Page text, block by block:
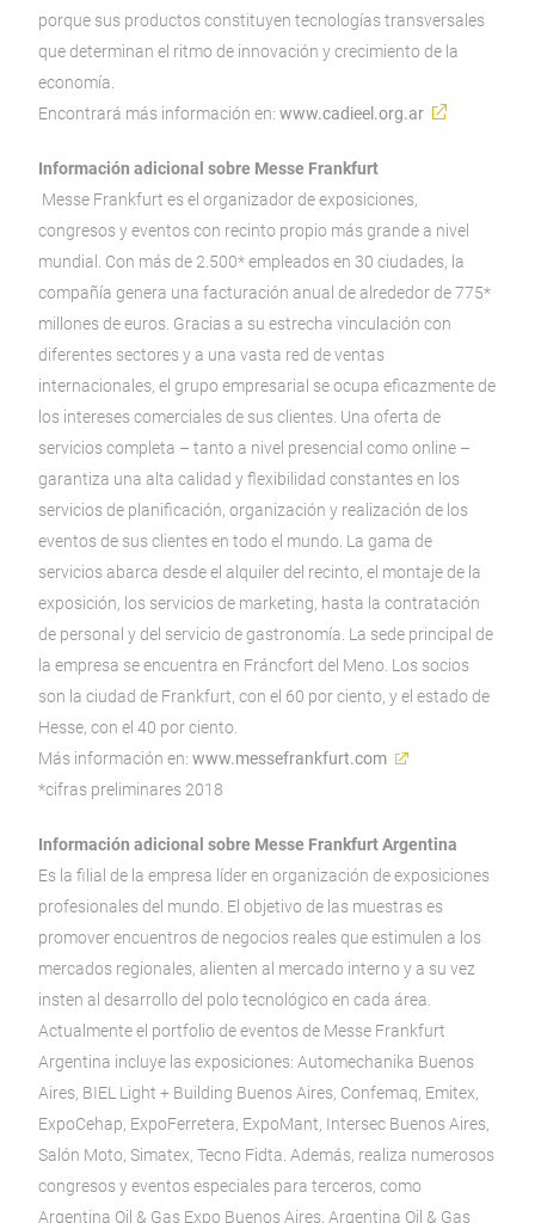
porque sus productos constituyen tecnologías transversales
que determinan el ritmo de innovación y crecimiento de la
economía.
Encontrará más información en: www.cadieel.org.ar
Información adicional sobre Messe Frankfurt
Messe Frankfurt es el organizador de exposiciones,
congresos y eventos con recinto propio más grande a nivel
mundial. Con más de 2.500* empleados en 30 ciudades, la
compañía genera una facturación anual de alrededor de 775*
millones de euros. Gracias a su estrecha vinculación con
diferentes sectores y a una vasta red de ventas
internacionales, el grupo empresarial se ocupa eficazmente de
los intereses comerciales de sus clientes. Una oferta de
servicios completa – tanto a nivel presencial como online –
garantiza una alta calidad y flexibilidad constantes en los
servicios de planificación, organización y realización de los
eventos de sus clientes en todo el mundo. La gama de
servicios abarca desde el alquiler del recinto, el montaje de la
exposición, los servicios de marketing, hasta la contratación
de personal y del servicio de gastronomía. La sede principal de
la empresa se encuentra en Fráncfort del Meno. Los socios
son la ciudad de Frankfurt, con el 60 por ciento, y el estado de
Hesse, con el 40 por ciento.
Más información en: www.messefrankfurt.com
*cifras preliminares 2018
Información adicional sobre Messe Frankfurt Argentina
Es la filial de la empresa líder en organización de exposiciones
profesionales del mundo. El objetivo de las muestras es
promover encuentros de negocios reales que estimulen a los
mercados regionales, alienten al mercado interno y a su vez
insten al desarrollo del polo tecnológico en cada área.
Actualmente el portfolio de eventos de Messe Frankfurt
Argentina incluye las exposiciones: Automechanika Buenos
Aires, BIEL Light + Building Buenos Aires, Confemaq, Emitex,
ExpoCehap, ExpoFerretera, ExpoMant, Intersec Buenos Aires,
Salón Moto, Simatex, Tecno Fidta. Además, realiza numerosos
congresos y eventos especiales para terceros, como
Argentina Oil & Gas Expo Buenos Aires, Argentina Oil & Gas